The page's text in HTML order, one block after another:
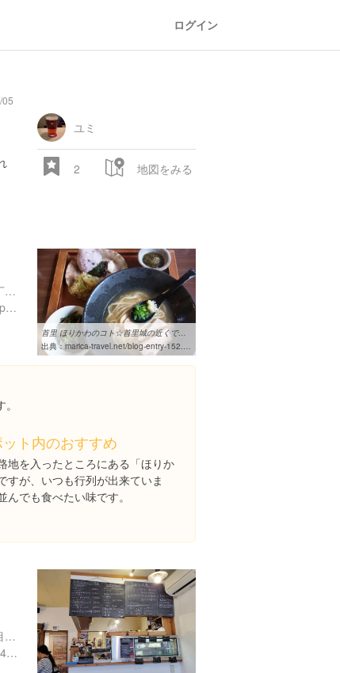
ログイン
ユミ
2 地図をみる
沖縄県那覇市首里真和志町１丁目２７
https://www.instagram.com/explore/locations/7865027
首里 ほりかわのコト☆首里城の近くでボリュームたっぷりの沖縄そば ...
出典：marica-travel.net/blog-entry-152.html
ット内のおすすめ
地を入ったところにある「ほりか
すが、いつも行列が出来ていま
んでも食べたい味です。
沖縄県那覇市首里当蔵町２丁目１５-２４
https://tabelog.com/okinawa/A4701/A470102/47011562/